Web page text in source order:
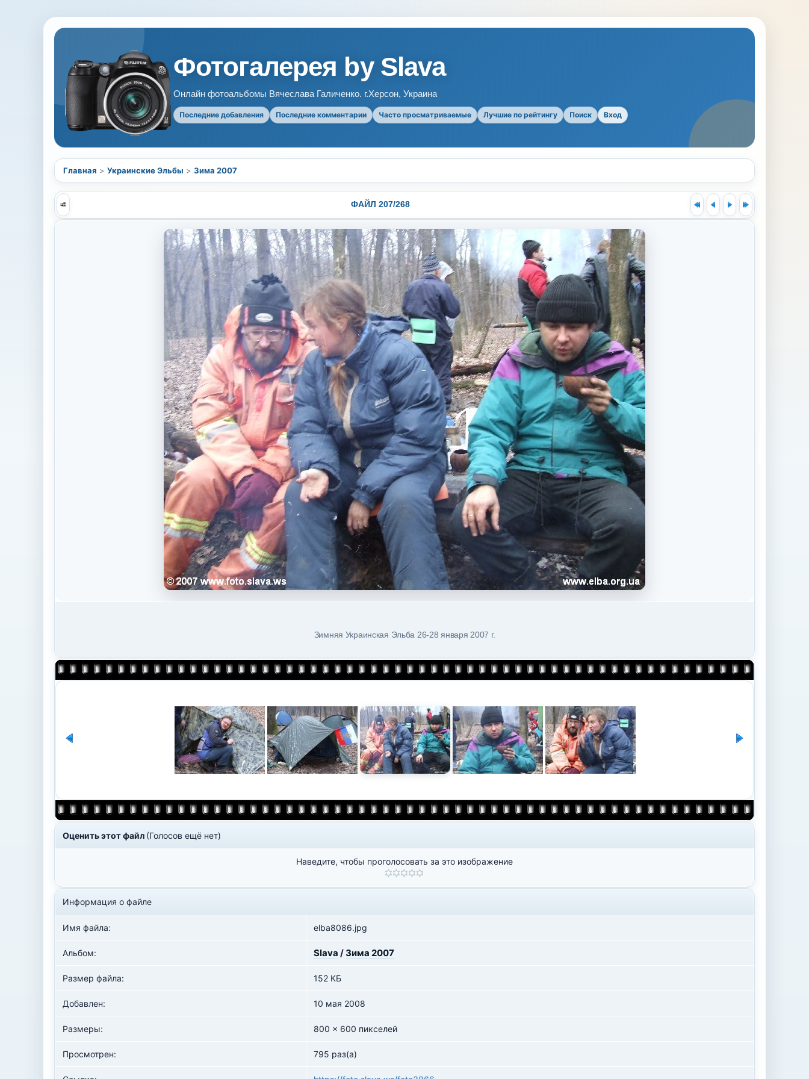
Фотогалерея by Slava
Онлайн фотоальбомы Вячеслава Галиченко. г.Херсон, Украина
Последние добавления Последние комментарии Часто просматриваемые Лучшие по рейтингу Поиск Вход
Главная > Украинские Эльбы > Зима 2007
ФАЙЛ 207/268
Зимняя Украинская Эльба 26-28 января 2007 г.
Оценить этот файл (Голосов ещё нет)
Наведите, чтобы проголосовать за это изображение
Информация о файле
Имя файла: elba8086.jpg
Альбом: Slava / Зима 2007
Размер файла: 152 КБ
Добавлен: 10 мая 2008
Размеры: 800 x 600 пикселей
Просмотрен: 795 раз(а)